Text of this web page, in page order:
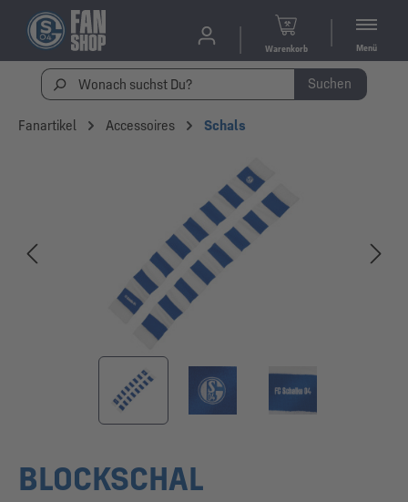
Warenkorb Menü
Suchen
Fanartikel Accessoires Schals
BLOCKSCHAL